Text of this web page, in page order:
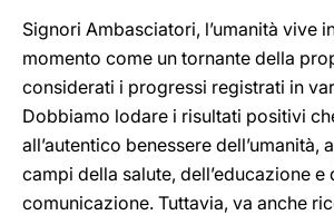
Signori Ambasciatori, l’umanità vive
momento come un tornante della
considerati i progressi registrati in
Dobbiamo lodare i risultati positivi
all’autentico benessere dell’umanità,
campi della salute, dell’educazione e
comunicazione. Tuttavia, va anche